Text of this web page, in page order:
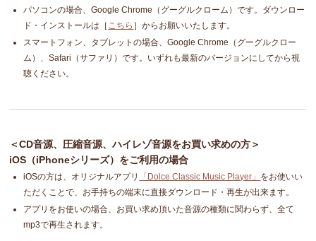
パソコンの場合、Google Chrome（グーグルクローム）です。ダウンロー
ド・インストールは［ こちら ］からお願いいたします。
スマートフォン、タブレットの場合、Google Chrome（グーグルクロー
ム）、Safari（サファリ）です。いずれも最新のバージョンにしてから視
聴ください。
＜CD音源、圧縮音源、ハイレゾ音源をお買い求めの方＞
iOS（iPhoneシリーズ）をご利用の場合
iOSの方は、オリジナルアプリ 「Dolce Classic Music Player」 をお使いい
ただくことで、お手持ちの端末に直接ダウンロード・再生が出来ます。
アプリをお使いの場合、お買い求め頂いた音源の種類に関わらず、全て
mp3で再生されます。